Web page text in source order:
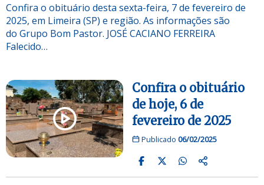
Confira o obituário desta sexta-feira, 7 de fevereiro de
2025, em Limeira (SP) e região. As informações são
do Grupo Bom Pastor. JOSÉ CACIANO FERREIRA
Falecido…
Confira o obituário
de hoje, 6 de
fevereiro de 2025
Publicado 06/02/2025